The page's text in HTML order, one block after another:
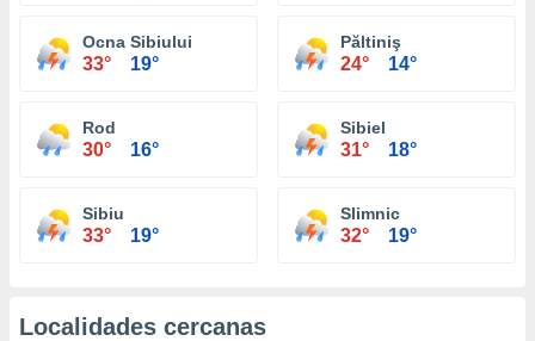
Ocna Sibiului
33° 19°
Păltiniş
24° 14°
Rod
30° 16°
Sibiel
31° 18°
Sibiu
33° 19°
Slimnic
32° 19°
Localidades cercanas